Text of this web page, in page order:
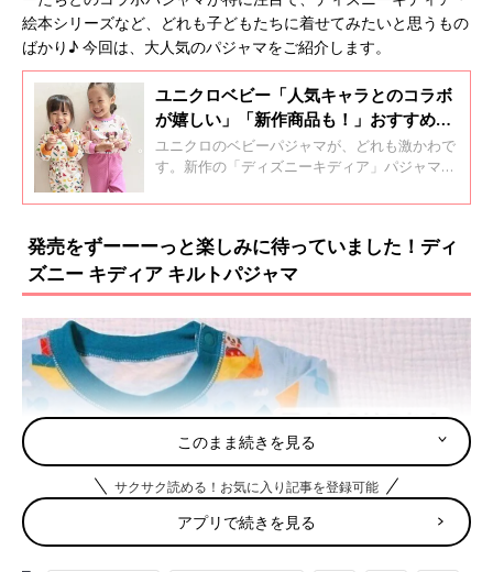
絵本シリーズなど、どれも子どもたちに着せてみたいと思うもの
ばかり♪ 今回は、大人気のパジャマをご紹介します。
ユニクロベビー「人気キャラとのコラボ
が嬉しい」「新作商品も！」おすすめパ
ジャマ5選
ユニクロのベビーパジャマが、どれも激かわで
す。新作の「ディズニーキディア」パジャマ
なるものばかり！今回はそんなユニクロの、お
発売をずーーーっと楽しみに待っていました！ディ
ズニー キディア キルトパジャマ
このまま続きを見る
サクサク読める！お気に入り記事を登録可能
アプリで続きを見る